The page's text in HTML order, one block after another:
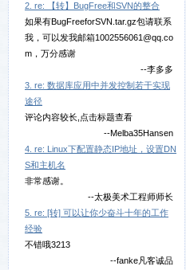
2. re: 【转】BugFree和SVN的整合
如果有BugFreeforSVN.tar.gz包请联系
我，可以发我邮箱1002556061@qq.co
m，万分感谢
--李多多
3. re: 数据库应用中并发控制若干实现
途径
评论内容较长,点击标题查看
--Melba35Hansen
4. re: Linux下配置静态IP地址，设置DN
S和主机名
非常感谢。
--太极美术工程师师长
5. re: [转] 可以让你少奋斗十年的工作
经验
不错哦3213
--fanke凡客诚品